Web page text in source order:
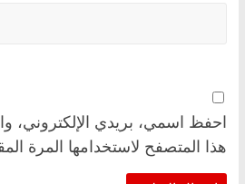
احفظ اسمي، بريدي الإلكتروني،
هذا المتصفح لاستخدامها المرة